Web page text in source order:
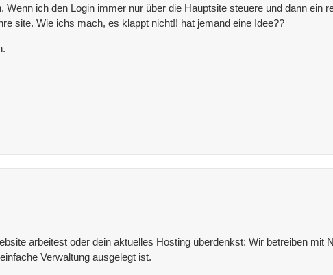
Wenn ich den Login immer nur über die Hauptsite steuere und dann ein
site. Wie ichs mach, es klappt nicht!! hat jemand eine Idee??
arbeitest oder dein aktuelles Hosting überdenkst: Wir betreiben mit
Verwaltung ausgelegt ist.